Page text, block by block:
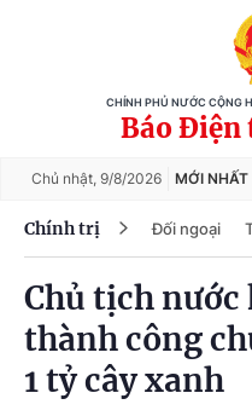
CHÍNH PHỦ NƯỚC CỘNG
Báo Điện
Chủ nhật, 9/8/2026 MỚI NHẤT
Chính trị Đối ngoại
Chủ tịch nước
thành công
1 tỷ cây xanh